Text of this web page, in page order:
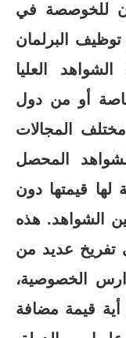
للخوصصة في
البرلمان
العليا
أو من دول
المجالات
المحصل
قيمتها دون
الشواهد. هذه
تفريخ عديد من
الخصوصية،
قيمة مضافة